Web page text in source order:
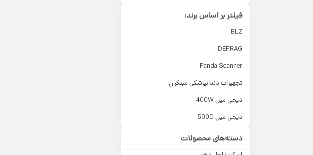
فیلتر بر اساس برند:
BLZ
DEPRAG
Panda Scanner
تجهیزات دندانپزشکی مبتکران
دیجی میل 400W
دیجی میل 500D
دسته‌های محصولات